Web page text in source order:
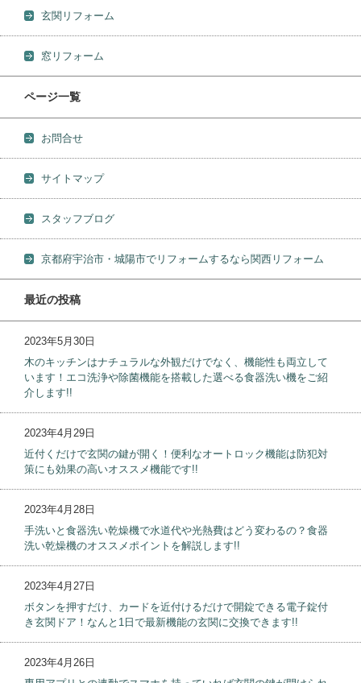
玄関リフォーム
窓リフォーム
ページ一覧
お問合せ
サイトマップ
スタッフブログ
京都府宇治市・城陽市でリフォームするなら関西リフォーム
最近の投稿
2023年5月30日
木のキッチンはナチュラルな外観だけでなく、機能性も両立して
います！エコ洗浄や除菌機能を搭載した選べる食器洗い機をご紹
介します!!
2023年4月29日
近付くだけで玄関の鍵が開く！便利なオートロック機能は防犯対
策にも効果の高いオススメ機能です!!
2023年4月28日
手洗いと食器洗い乾燥機で水道代や光熱費はどう変わるの？食器
洗い乾燥機のオススメポイントを解説します!!
2023年4月27日
ボタンを押すだけ、カードを近付けるだけで開錠できる電子錠付
き玄関ドア！なんと1日で最新機能の玄関に交換できます!!
2023年4月26日